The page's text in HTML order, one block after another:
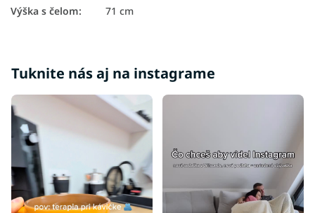
Lacné postele s úložným priestorom
Lacné manželské postele
Lacné čalúnené manželské postele
Lacné manželské postele s úložným priestorom
Lacné postele
Lacné drevené postele
Výška s čelom: 71 cm
Tuknite nás aj na instagrame